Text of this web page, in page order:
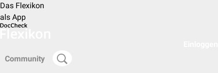
Das Flexikon
als App
Community